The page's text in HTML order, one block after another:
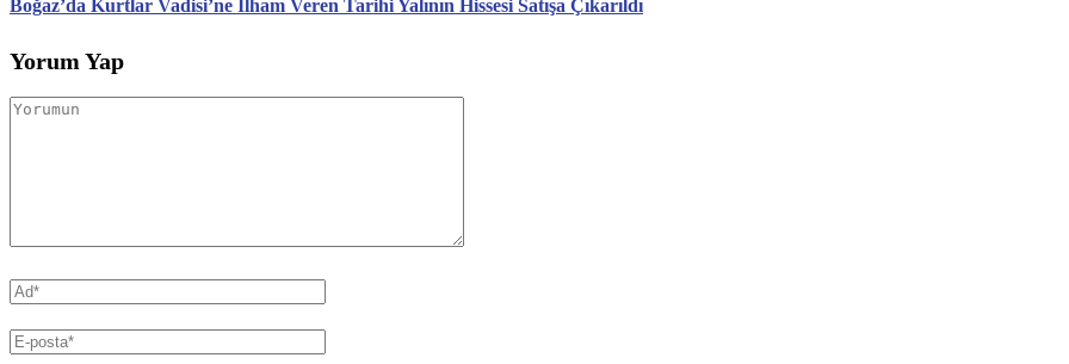
Boğaz’da Kurtlar Vadisi’ne İlham Veren Tarihi Yalının Hissesi Satışa Çıkarıldı
Yorum Yap